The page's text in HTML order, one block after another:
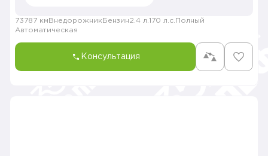
73787 км Внедорожник Бензин2.4 л. 170 л.с. Полный
Автоматическая
Консультация